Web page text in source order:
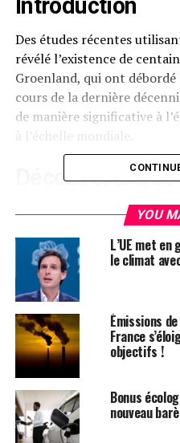
Des études récentes
révélé l’existence de
Groenland, qui ont débordé
cours de la dernière
de manière significative à
à l’échelle mondiale.
Découverte
Les chercheurs ont
glaciaires, dont beaucoup
auparavant. Ces lacs,
jouent un rôle crucial dans
l’écosystème local. En
accélérée par le
entraîne une augmentation
lacs.
Conséquences
des Rives
YOU
L’UE met en
le climat
Émissions
France
objectifs !
Bonus
nouveau